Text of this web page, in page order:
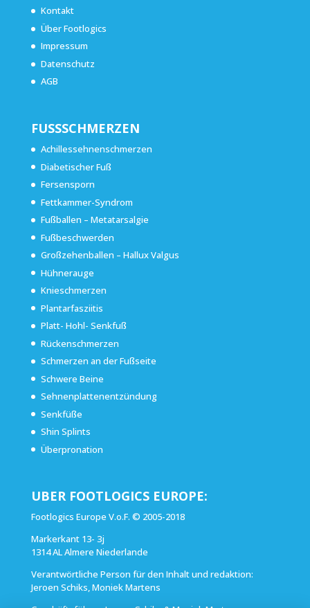
Kontakt
Über Footlogics
Impressum
Datenschutz
AGB
FUSSSCHMERZEN
Achillessehnenschmerzen
Diabetischer Fuß
Fersensporn
Fettkammer-Syndrom
Fußballen – Metatarsalgie
Fußbeschwerden
Großzehenballen – Hallux Valgus
Hühnerauge
Knieschmerzen
Plantarfasziitis
Platt- Hohl- Senkfuß
Rückenschmerzen
Schmerzen an der Fußseite
Schwere Beine
Sehnenplattenentzündung
Senkfüße
Shin Splints
Überpronation
UBER FOOTLOGICS EUROPE:
Footlogics Europe V.o.F. © 2005-2018
Markerkant 13- 3j
1314 AL Almere Niederlande
Verantwörtliche Person für den Inhalt und redaktion:
Jeroen Schiks, Moniek Martens